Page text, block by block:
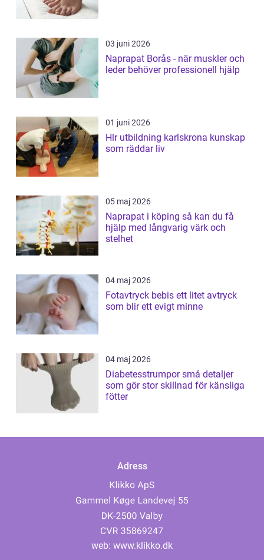
03 juni 2026
Naprapat Borås - när muskler och
leder behöver professionell hjälp
01 juni 2026
Hlr utbildning karlskrona kunskap
som räddar liv
05 maj 2026
Naprapat i köping så kan du få
hjälp med långvarig värk och
stelhet
04 maj 2026
Fotavtryck bebis ett litet avtryck
som blir ett evigt minne
04 maj 2026
Diabetesstrumpor små detaljer
som gör stor skillnad för känsliga
fötter
Adress
web: www.klikko.dk